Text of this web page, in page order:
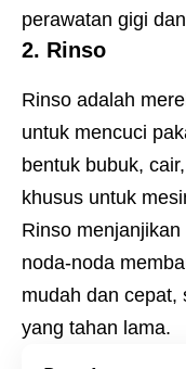
perawatan gigi
2. Rinso
Rinso adalah
untuk mencuci
bentuk bubuk,
khusus untuk
Rinso
noda-noda
mudah dan cepat,
yang tahan lama.